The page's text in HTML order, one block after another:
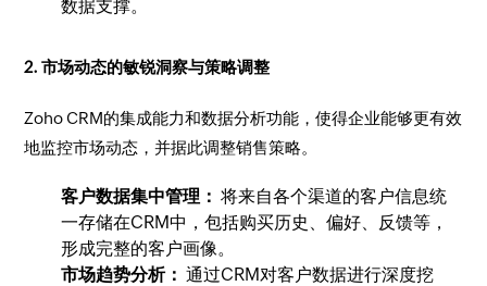
数据支撑。
2. 市场动态的敏锐洞察与策略调整
Zoho CRM的集成能力和数据分析功能，使得企业能够更有效
地监控市场动态，并据此调整销售策略。
客户数据集中管理： 将来自各个渠道的客户信息统
一存储在CRM中，包括购买历史、偏好、反馈等，
形成完整的客户画像。
市场趋势分析： 通过CRM对客户数据进行深度挖